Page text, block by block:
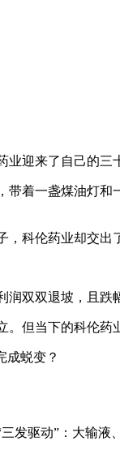
业迎来了自己的三
带着一盏煤油灯
科伦药业却交出
双双退坡，且跌
但当下的科伦
成蜕变？
发驱动”：大输液